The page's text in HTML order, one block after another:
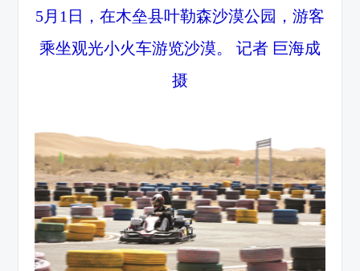
5月1日，在木垒县叶勒森沙漠公园，游客
乘坐观光小火车游览沙漠。 记者 巨海成
摄